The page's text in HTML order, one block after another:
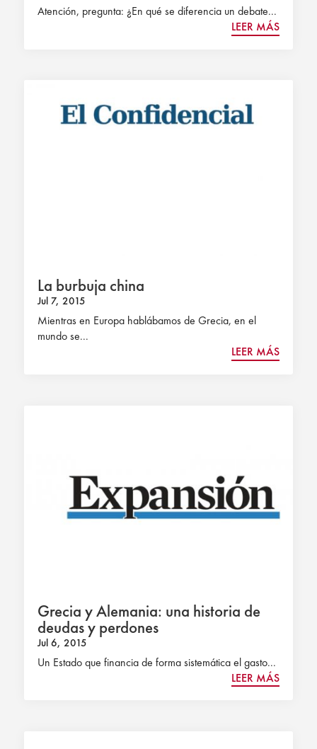
Atención, pregunta: ¿En qué se diferencia un debate...
LEER MÁS
La burbuja china
Jul 7, 2015
Mientras en Europa hablábamos de Grecia, en el
mundo se...
LEER MÁS
Grecia y Alemania: una historia de
deudas y perdones
Jul 6, 2015
Un Estado que financia de forma sistemática el gasto...
LEER MÁS